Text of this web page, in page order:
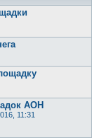
АОН
11:31